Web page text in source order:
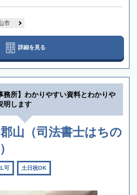
市
詳細を見る
務所】わかりやすい資料とわかりや
明します
山（司法書士はちの
可 土日祝OK